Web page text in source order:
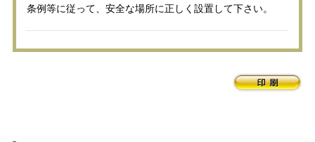
条例等に従って、安全な場所に正しく設置して下さい。